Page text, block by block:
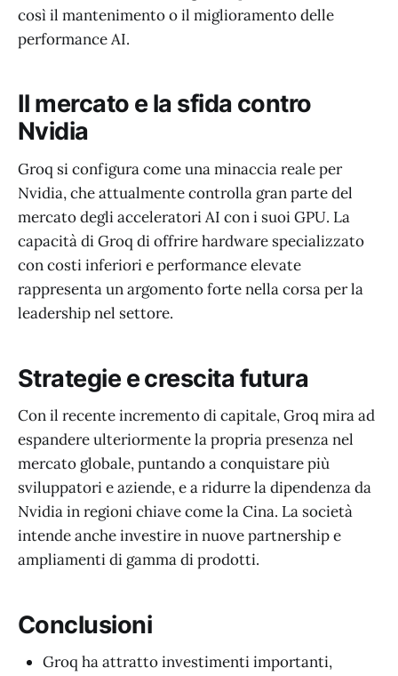
così il mantenimento o il miglioramento delle
performance AI.
Il mercato e la sfida contro
Nvidia
Groq si configura come una minaccia reale per
Nvidia, che attualmente controlla gran parte del
mercato degli acceleratori AI con i suoi GPU. La
capacità di Groq di offrire hardware specializzato
con costi inferiori e performance elevate
rappresenta un argomento forte nella corsa per la
leadership nel settore.
Strategie e crescita futura
Con il recente incremento di capitale, Groq mira ad
espandere ulteriormente la propria presenza nel
mercato globale, puntando a conquistare più
sviluppatori e aziende, e a ridurre la dipendenza da
Nvidia in regioni chiave come la Cina. La società
intende anche investire in nuove partnership e
ampliamenti di gamma di prodotti.
Conclusioni
Groq ha attratto investimenti importanti,